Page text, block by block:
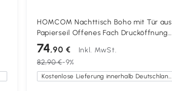
HOMCOM Nachttisch Boho mit Tür aus
Papierseil Offenes Fach Drucköffnung
45x39x50 cm Eiche
74,90 €
Inkl. MwSt.
82,90 €-9%
Kostenlose Lieferung innerhalb Deutschlands